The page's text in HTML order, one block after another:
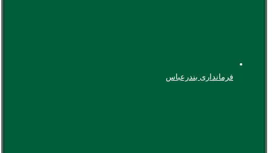
فرمانداری بندرعباس